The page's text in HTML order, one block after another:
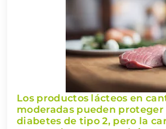
Los productos lácteos en
moderadas pueden proteger
diabetes de tipo 2, pero la